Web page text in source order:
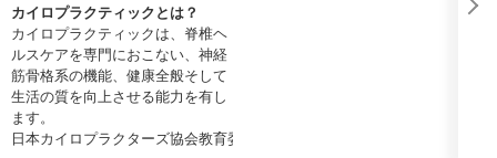
カイロプラクティックとは？
カイロプラクティックは、脊椎ヘ
ルスケアを専門におこない、神経
筋骨格系の機能、健康全般そして
生活の質を向上させる能力を有し
ます。
日本カイロプラクターズ協会教育委員会